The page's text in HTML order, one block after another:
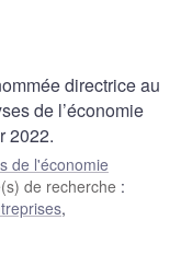
directrice au
de l’économie
2022.
de l'économie
de recherche :
,